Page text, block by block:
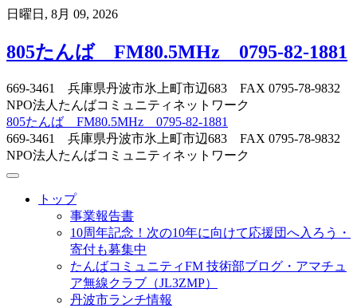
Skip
content
日曜日, 8月 09, 2026
805たんば FM80.5MHz 0795-82-1881
669-3461 兵庫県丹波市氷上町市辺683 FAX 0795-78-9832
NPO法人たんばコミュニティネットワーク
805たんば FM80.5MHz 0795-82-1881
669-3461 兵庫県丹波市氷上町市辺683 FAX 0795-78-9832
NPO法人たんばコミュニティネットワーク
トップ
事業報告書
10周年記念！次の10年に向けて応援団へ入ろう・
寄付も募集中
たんばコミュニティFM 技術部ブログ・アマチュ
ア無線クラブ（JL3ZMP）
丹波市ランチ情報